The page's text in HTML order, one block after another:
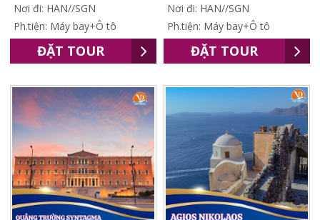
Nơi đi: HAN//SGN
Ph.tiện: Máy bay+Ô tô
ĐẶT TOUR
Nơi đi: HAN//SGN
Ph.tiện: Máy bay+Ô tô
ĐẶT TOUR